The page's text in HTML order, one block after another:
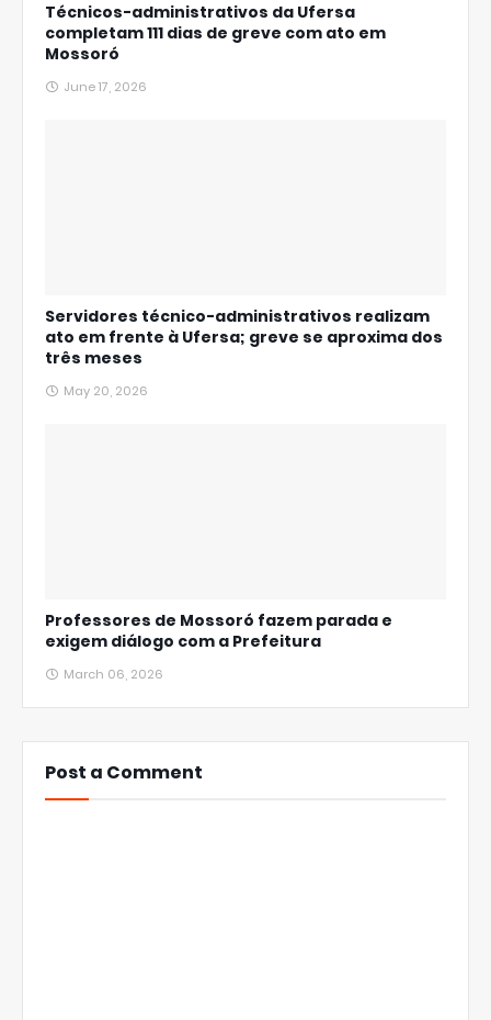
Técnicos-administrativos da Ufersa
completam 111 dias de greve com ato em
Mossoró
June 17, 2026
Servidores técnico-administrativos realizam
ato em frente à Ufersa; greve se aproxima dos
três meses
May 20, 2026
Professores de Mossoró fazem parada e
exigem diálogo com a Prefeitura
March 06, 2026
Post a Comment